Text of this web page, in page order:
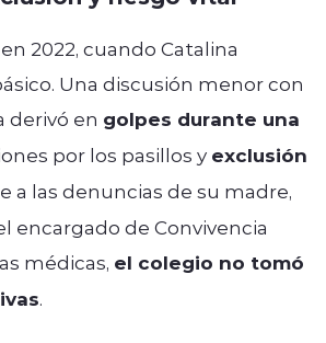
2022, cuando Catalina
Una discusión menor con
derivó en golpes durante una
por los pasillos y exclusión
a las denuncias de su madre,
encargado de Convivencia
médicas, el colegio no tomó
.